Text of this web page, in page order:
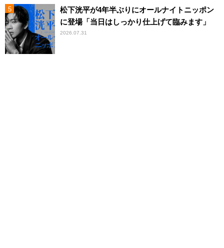
松下洸平が4年半ぶりにオールナイトニッポン
に登場「当日はしっかり仕上げて臨みます」
2026.07.31